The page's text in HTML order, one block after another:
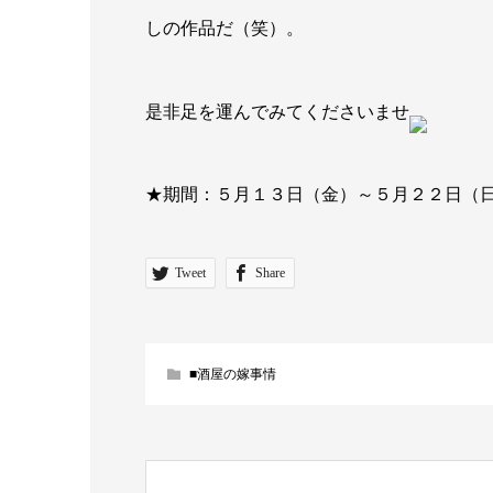
しの作品だ（笑）。
是非足を運んでみてくださいませ
★期間：５月１３日（金）～５月２２日（
Tweet Share
■酒屋の嫁事情